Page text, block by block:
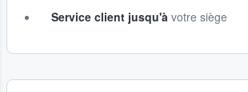
Service client jusqu'à votre siège